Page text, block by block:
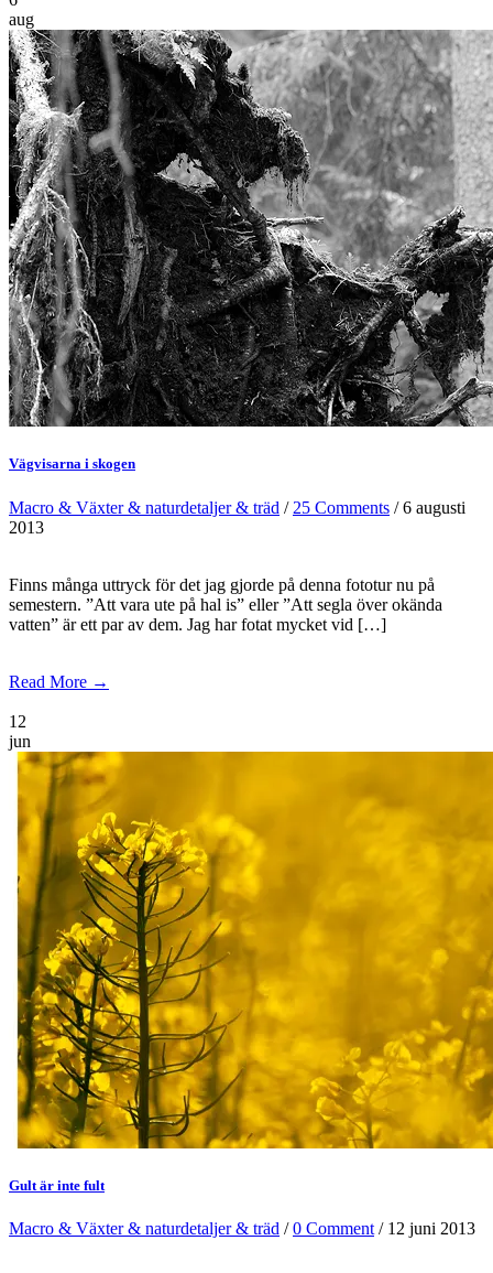
aug
Vägvisarna i skogen
Macro & Växter & naturdetaljer & träd / 25 Comments / 6 augusti
2013
Finns många uttryck för det jag gjorde på denna fototur nu på
semestern. ”Att vara ute på hal is” eller ”Att segla över okända
vatten” är ett par av dem. Jag har fotat mycket vid […]
Read More →
12
jun
Gult är inte fult
Macro & Växter & naturdetaljer & träd /0 Comment / 12 juni 2013